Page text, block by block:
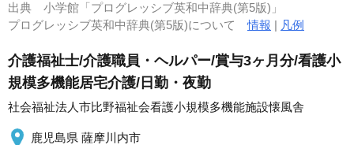
出典 小学館「プログレッシブ英和中辞典(第5版)」
プログレッシブ英和中辞典(第5版)について情報 | 凡例
介護福祉士/介護職員・ヘルパー/賞与3ヶ月分/看護小
規模多機能居宅介護/日勤・夜勤
社会福祉法人市比野福祉会看護小規模多機能施設懐風舎
鹿児島県 薩摩川内市